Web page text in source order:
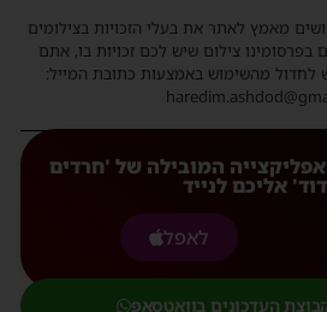
מאמץ לאתר את בעלי הזכויות בצילומים
בפרסומינו צילום שיש לכם זכויות בו, אתם
לחדול מהשימוש באמצעות כתובת המייל:
המובילה של 'חרדים
אליכם לנייד
לאפל
העדכונים בוואטסאפ